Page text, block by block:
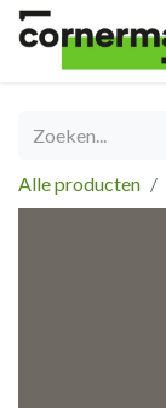
Alle producten